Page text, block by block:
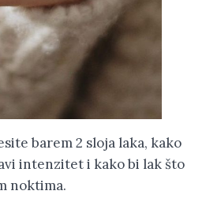
barem 2 sloja laka, kako
intenzitet i kako bi lak što
noktima.